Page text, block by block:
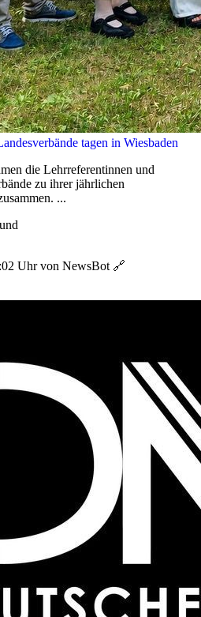
tagen in Wiesbaden
die Lehrreferentinnen und
zu ihrer jährlichen
...
Uhr von NewsBot 🔗